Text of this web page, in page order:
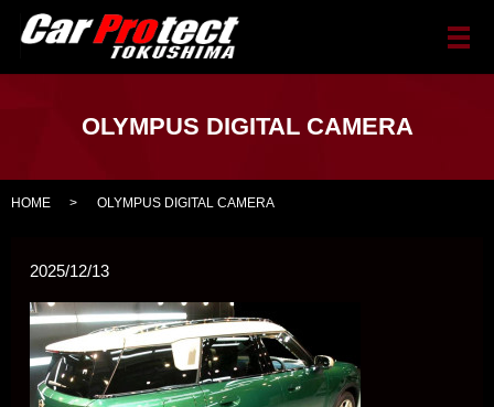
メ
OLYMPUS DIGITAL CAMERA
HOME OLYMPUS DIGITAL CAMERA
2025/12/13